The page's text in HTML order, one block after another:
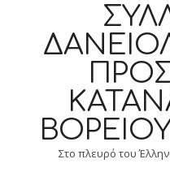
Στο πλευρό του